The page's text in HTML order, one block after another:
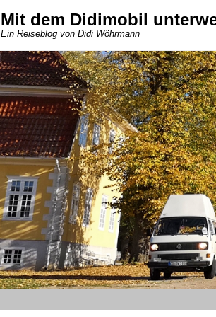
Mit dem Didimobil
Ein Reiseblog von Didi Wöhrmann